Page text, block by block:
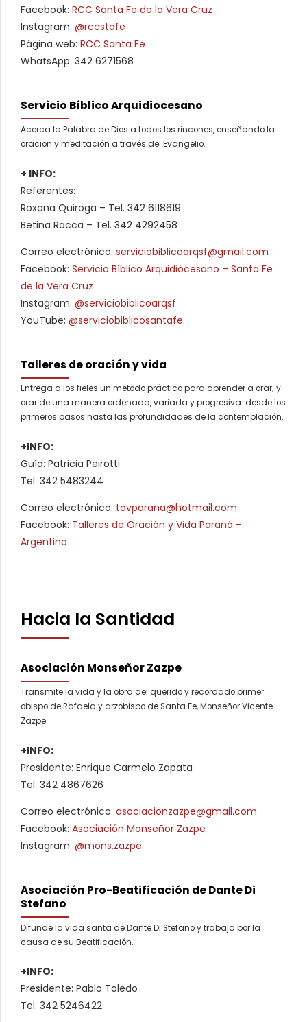
Facebook: RCC Santa Fe de la Vera Cruz
Instagram: @rccstafe
Página web: RCC Santa Fe
WhatsApp: 342 6271568
Servicio Bíblico Arquidiocesano
Acerca la Palabra de Dios a todos los rincones, enseñando la
oración y meditación a través del Evangelio.
+ INFO:
Referentes:
Roxana Quiroga – Tel. 342 6118619
Betina Racca – Tel. 342 4292458
Correo electrónico: serviciobiblicoarqsf@gmail.com
Facebook: Servicio Bíblico Arquidiócesano – Santa Fe
de la Vera Cruz
Instagram: @serviciobiblicoarqsf
YouTube: @serviciobiblicosantafe
Talleres de oración y vida
Entrega a los fieles un método práctico para aprender a orar; y
orar de una manera ordenada, variada y progresiva: desde los
primeros pasos hasta las profundidades de la contemplación.
+INFO:
Guía: Patricia Peirotti
Tel. 342 5483244
Correo electrónico: tovparana@hotmail.com
Facebook: Talleres de Oración y Vida Paraná –
Argentina
Hacia la Santidad
Asociación Monseñor Zazpe
Transmite la vida y la obra del querido y recordado primer
obispo de Rafaela y arzobispo de Santa Fe, Monseñor Vicente
Zazpe.
+INFO:
Presidente: Enrique Carmelo Zapata
Tel. 342 4867626
Correo electrónico: asociacionzazpe@gmail.com
Facebook: Asociación Monseñor Zazpe
Instagram: @mons.zazpe
Asociación Pro-Beatificación de Dante Di
Stefano
Difunde la vida santa de Dante Di Stefano y trabaja por la
causa de su Beatificación.
+INFO:
Presidente: Pablo Toledo
Tel. 342 5246422